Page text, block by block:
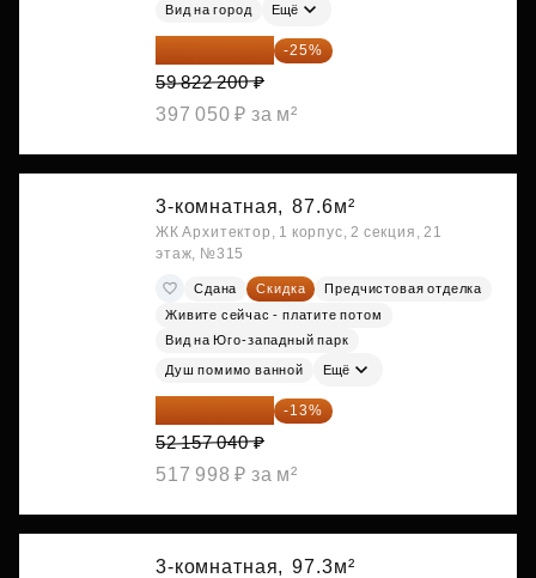
Вид на город Ещё
44 866 650 ₽ -25%
59 822 200 ₽
397 050 ₽ за м²
3-комнатная, 87.6м²
ЖК Архитектор, 1 корпус, 2 секция, 21
этаж, №315
Сдана Скидка
Предчистовая отделка
Живите сейчас - платите потом
Вид на Юго-западный парк
Душ помимо ванной Ещё
45 376 625 ₽ -13%
52 157 040 ₽
517 998 ₽ за м²
3-комнатная, 97.3м²